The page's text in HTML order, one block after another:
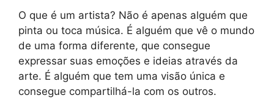
O que é um artista? Não é apenas alguém que
pinta ou toca música. É alguém que vê o mundo
de uma forma diferente, que consegue
expressar suas emoções e ideias através da
arte. É alguém que tem uma visão única e
consegue compartilhá-la com os outros.